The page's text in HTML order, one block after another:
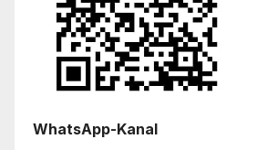
WhatsApp-Kanal